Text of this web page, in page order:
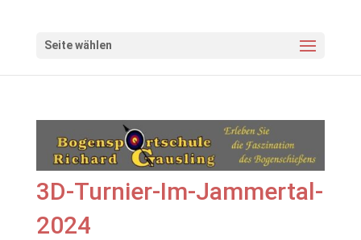
Seite wählen
3D-Turnier-Im-Jammertal-
2024